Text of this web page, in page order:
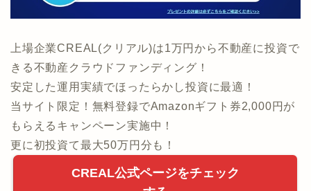
上場企業CREAL(クリアル)は1万円から不動産に投資で
きる不動産クラウドファンディング！
安定した運用実績でほったらかし投資に最適！
当サイト限定！無料登録でAmazonギフト券2,000円が
もらえるキャンペーン実施中！
更に初投資て最大50万円分も！
CREAL公式ページをチェック